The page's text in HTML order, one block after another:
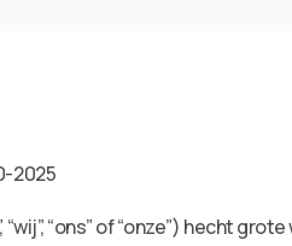
2025
“wij”, “ons” of “onze”) hecht